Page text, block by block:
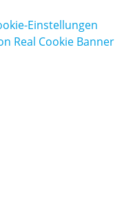
Einstellungen
Real Cookie Banner